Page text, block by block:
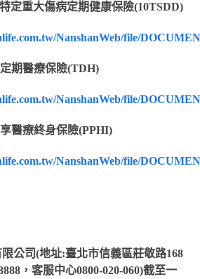
定重大傷病定期健康保險(10TSDD)
NanshanWeb/file/
期醫療保險(TDH)
NanshanWeb/file/
醫療終身保險(PPHI)
NanshanWeb/file/
公司(地址:臺北市信義區莊敬路168
，客服中心0800-020-060)截至一